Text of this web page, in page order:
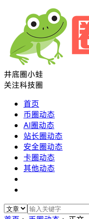
井底圈小蛙
关注科技圈
首页
币圈动态
AI圈动态
站长圈动态
安全圈动态
卡圈动态
其他动态